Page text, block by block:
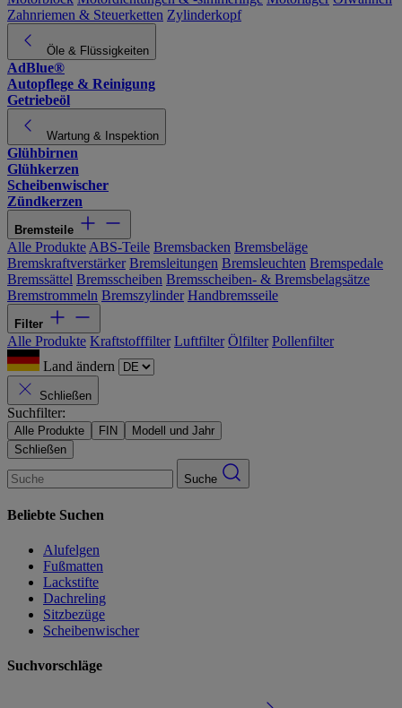
Zahnriemen & Steuerketten Zylinderkopf
Öle & Flüssigkeiten
AdBlue®
Autopflege & Reinigung
Getriebeöl
Wartung & Inspektion
Glühbirnen
Glühkerzen
Scheibenwischer
Zündkerzen
Bremsteile
Alle Produkte ABS-Teile Bremsbacken Bremsbeläge
Bremskraftverstärker Bremsleitungen Bremsleuchten Bremspedale
Bremssättel Bremsscheiben Bremsscheiben- & Bremsbelagsätze
Bremstrommeln Bremszylinder Handbremsseile
Filter
Alle Produkte Kraftstofffilter Luftfilter Ölfilter Pollenfilter
Land ändern
Schließen
Suchfilter:
Alle Produkte FIN
Modell und Jahr
Schließen
Suche
Beliebte Suchen
Alufelgen
Fußmatten
Lackstifte
Dachreling
Sitzbezüge
Scheibenwischer
Suchvorschläge